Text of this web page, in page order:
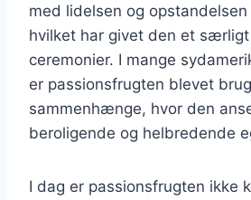
med lidelsen og
hvilket har givet den et
ceremonier. I mange
er passionsfrugten blevet
sammenhænge, hvor den
beroligende og helbredende
I dag er passionsfrugten ikke